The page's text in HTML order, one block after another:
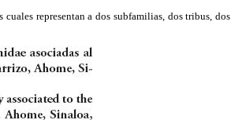
representan a dos subfamilias, dos tribus, dos